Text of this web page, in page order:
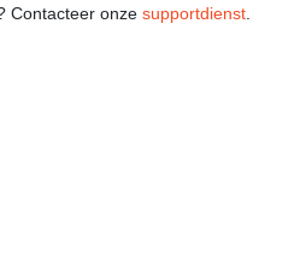
Contacteer onze supportdienst.